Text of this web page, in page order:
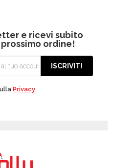
e ricevi subito
ordine!
ISCRIVITI
Privacy